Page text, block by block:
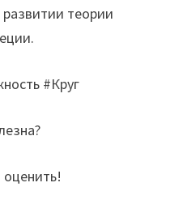
теории
#Круг